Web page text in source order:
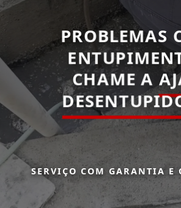
PROBLEMAS
CHAME A
SERVIÇO COM GARANTIA E